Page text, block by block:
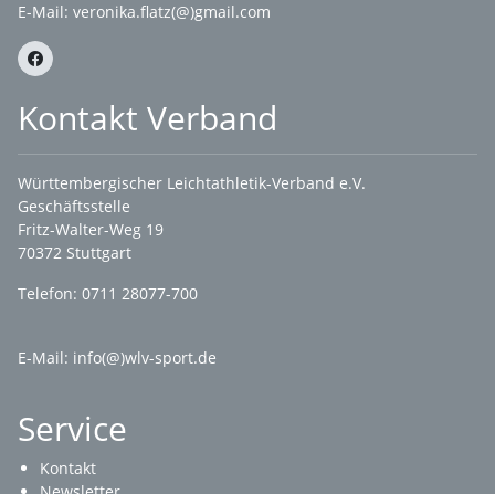
E-Mail: veronika.flatz(@)gmail.com
Kontakt Verband
Württembergischer Leichtathletik-Verband e.V.
Geschäftsstelle
Fritz-Walter-Weg 19
70372 Stuttgart
Telefon: 0711 28077-700
E-Mail: info(@)wlv-sport.de
Service
Kontakt